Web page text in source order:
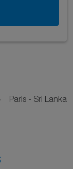
Paris - Sri Lanka